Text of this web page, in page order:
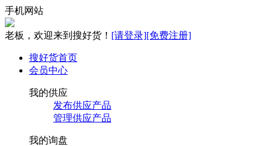
手机网站
老板，欢迎来到搜好货！ [请登录][免费注册]
搜好货首页
会员中心
我的供应
发布供应产品
管理供应产品
我的询盘